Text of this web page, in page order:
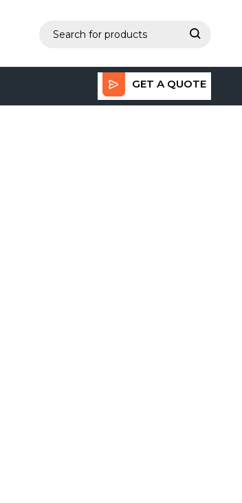
GET A QUOTE